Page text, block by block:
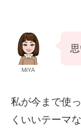
MiYA
私が今まで使
くいいテーマ